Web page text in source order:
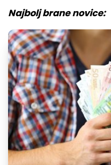
Najbolj brane novice: